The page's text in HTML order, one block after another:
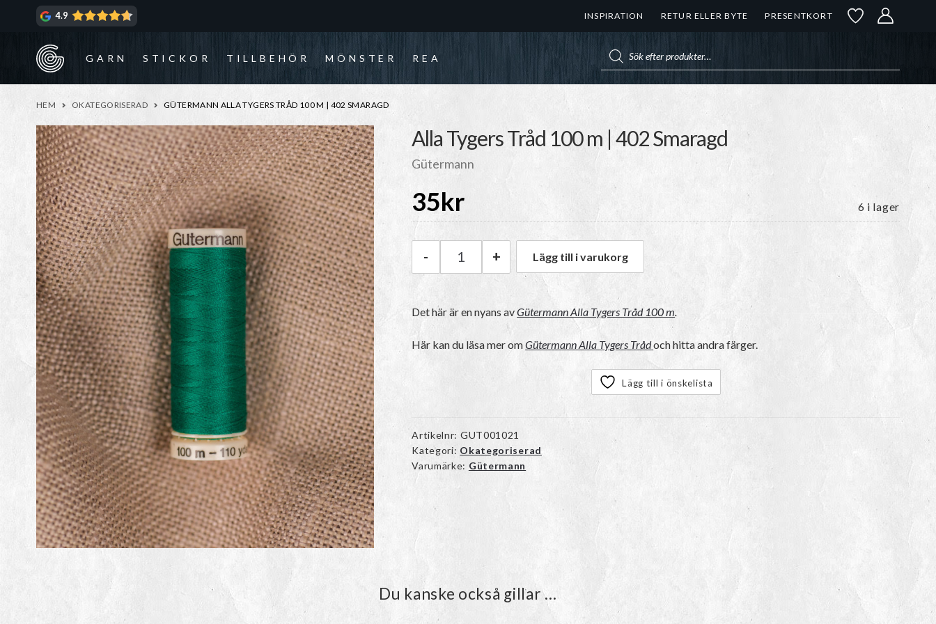
4.9 INSPIRATION RETUR ELLER BYTE PRESENTKORT
GARN STICKOR TILLBEHÖR MÖNSTER REA
HEM OKATEGORISERAD GÜTERMANN ALLA TYGERS TRÅD 100 M | 402 SMARAGD
Alla Tygers Tråd 100 m | 402 Smaragd
Gütermann
35kr 6 i lager
Gütermann Alla Tygers Tråd 100 m | 402 Smaragd mängd
- + Lägg till i varukorg
Det här är en nyans avGütermann Alla Tygers Tråd 100 m
Här kan du läsa mer omGütermann Alla Tygers Trådoch hitta andra färger.
Lägg till i önskelista
Artikelnr: GUT001021
Kategori: Okategoriserad
Varumärke: Gütermann
Du kanske också gillar …